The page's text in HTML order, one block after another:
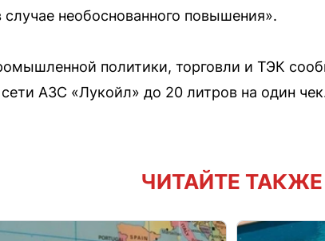
случае необоснованного повышения».
политики, торговли и ТЭК
сети АЗС «Лукойл» до 20 литров на один
ЧИТАЙТЕ ТАКЖЕ